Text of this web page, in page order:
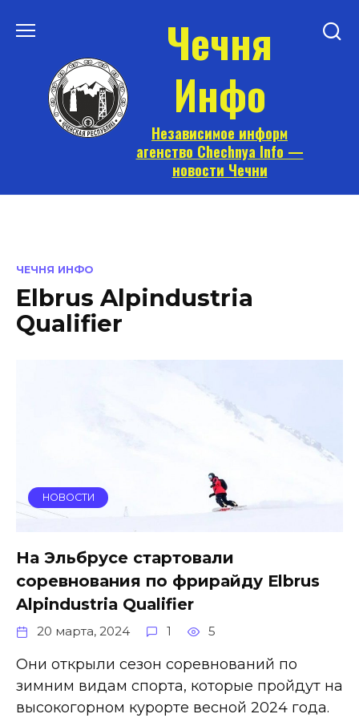
Чечня
Инфо
Независимое информ
агенство Chechnya Info —
новости Чечни
ЧЕЧНЯ ИНФО
Elbrus Alpindustria
Qualifier
НОВОСТИ
На Эльбрусе стартовали
соревнования по фрирайду Elbrus
Alpindustria Qualifier
20 марта, 2024 1 5
Они открыли сезон соревнований по
зимним видам спорта, которые пройдут на
высокогорном курорте весной 2024 года.